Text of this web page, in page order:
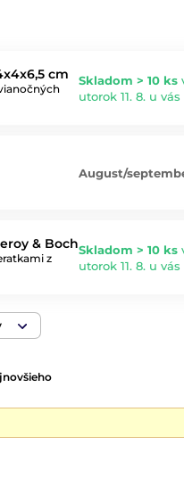
cm Skladom > 10 ks
utorok 11. 8. u vás
August/
& Boch
z
Skladom > 10 ks
utorok 11. 8. u vás